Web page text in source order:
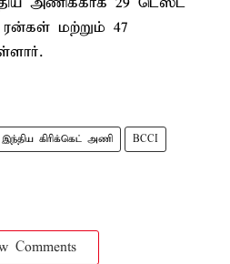
ரன்கள் மற்றும் 47
இந்திய கிரிக்கெட் அணி BCCI
Comments